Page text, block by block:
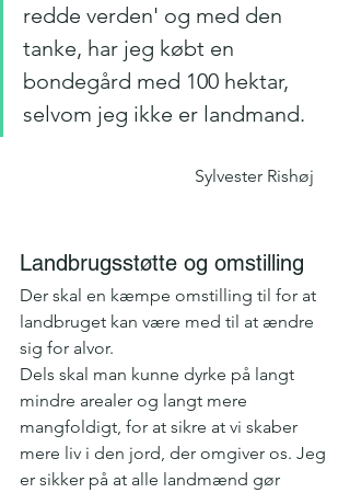
redde verden' og med den
tanke, har jeg købt en
bondegård med 100 hektar,
selvom jeg ikke er landmand.
				Sylvester Rishøj
Landbrugsstøtte og omstilling
Der skal en kæmpe omstilling til for at
landbruget kan være med til at ændre
sig for alvor.
Dels skal man kunne dyrke på langt
mindre arealer og langt mere
mangfoldigt, for at sikre at vi skaber
mere liv i den jord, der omgiver os. Jeg
er sikker på at alle landmænd gør